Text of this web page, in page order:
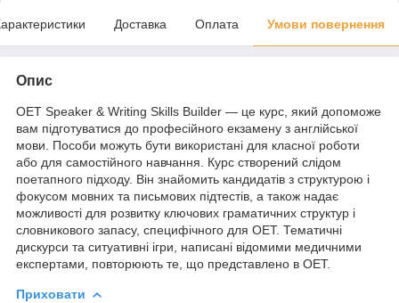
Доставка Оплата Умови повернення
Опис
OET Speaker & Writing Skills Builder — це курс, який допоможе
вам підготуватися до професійного екзамену з англійської
мови. Пособи можуть бути використані для класної роботи
або для самостійного навчання. Курс створений слідом
поетапного підходу. Він знайомить кандидатів з структурою і
фокусом мовних та письмових підтестів, а також надає
можливості для розвитку ключових граматичних структур і
словникового запасу, специфічного для OET. Тематичні
дискурси та ситуативні ігри, написані відомими медичними
експертами, повторюють те, що представлено в OET.
Приховати